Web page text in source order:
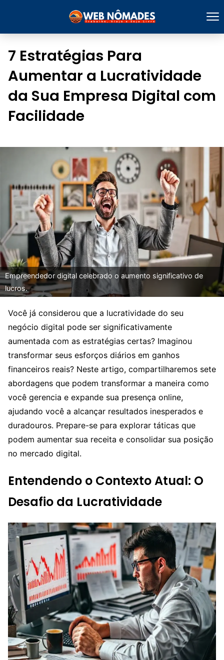
7 Estratégias Para
Aumentar a Lucratividade
da Sua Empresa Digital com
Facilidade
Empreendedor digital celebrado o aumento significativo de
lucros.
Você já considerou que a lucratividade do seu
negócio digital pode ser significativamente
aumentada com as estratégias certas? Imaginou
transformar seus esforços diários em ganhos
financeiros reais? Neste artigo, compartilharemos sete
abordagens que podem transformar a maneira como
você gerencia e expande sua presença online,
ajudando você a alcançar resultados inesperados e
duradouros. Prepare-se para explorar táticas que
podem aumentar sua receita e consolidar sua posição
no mercado digital.
Entendendo o Contexto Atual: O
Desafio da Lucratividade